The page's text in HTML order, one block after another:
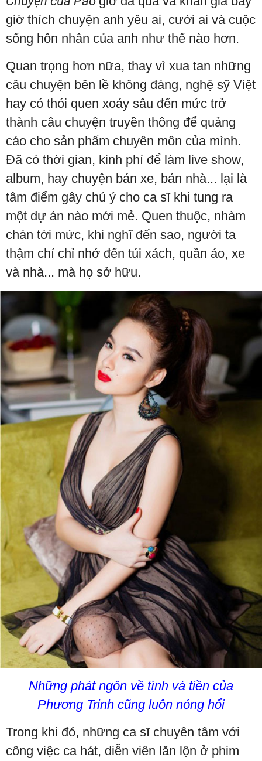
giờ thích chuyện anh yêu ai, cưới ai và cuộc
sống hôn nhân của anh như thế nào hơn.
Quan trọng hơn nữa, thay vì xua tan những
câu chuyện bên lề không đáng, nghệ sỹ Việt
hay có thói quen xoáy sâu đến mức trở
thành câu chuyện truyền thông để quảng
cáo cho sản phẩm chuyên môn của mình.
Đã có thời gian, kinh phí để làm live show,
album, hay chuyện bán xe, bán nhà... lại là
tâm điểm gây chú ý cho ca sĩ khi tung ra
một dự án nào mới mẻ. Quen thuộc, nhàm
chán tới mức, khi nghĩ đến sao, người ta
thậm chí chỉ nhớ đến túi xách, quần áo, xe
và nhà... mà họ sở hữu.
Những phát ngôn về tình và tiền của
Phương Trinh cũng luôn nóng hổi
Trong khi đó, những ca sĩ chuyên tâm với
công việc ca hát, diễn viên lăn lộn ở phim